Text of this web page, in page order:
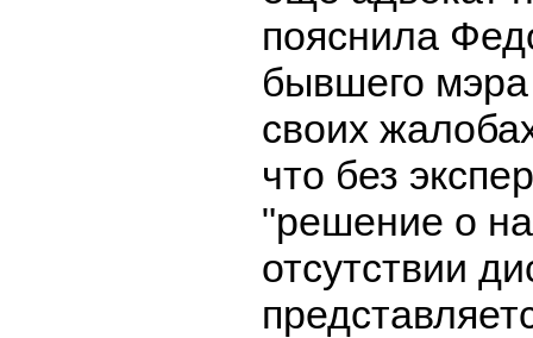
пояснила
бывшего мэра
своих
что без
"решение о
отсутствии